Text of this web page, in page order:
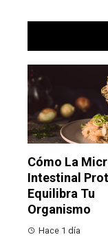
Cómo La
Intestinal
Equilibra Tu
Organismo
Hace 1 día